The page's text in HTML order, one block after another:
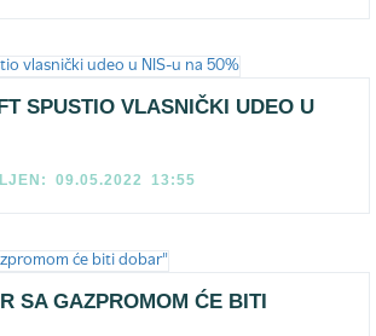
SPUSTIO VLASNIČKI UDEO U
09.05.2022 13:55
SA GAZPROMOM ĆE BITI